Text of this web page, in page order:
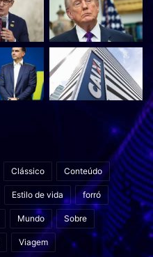
Clássico Conteúdo
Estilo de vida forró
Mundo Sobre
Viagem